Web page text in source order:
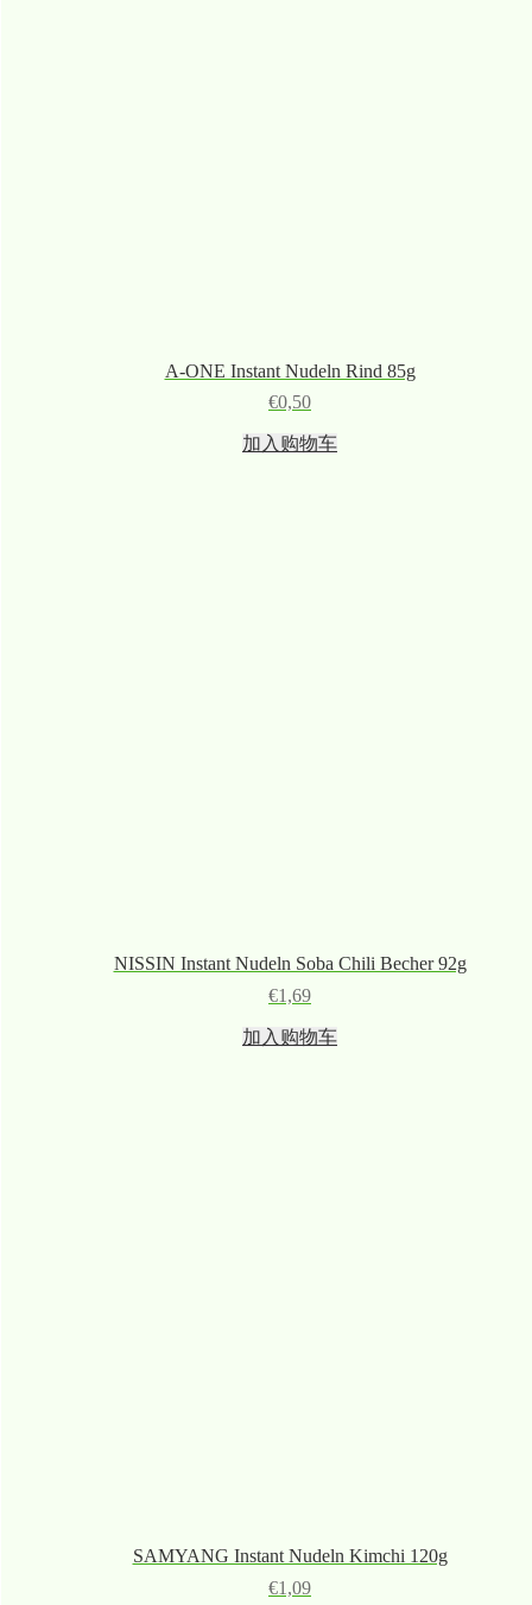
A-ONE Instant Nudeln Rind 85g
€0,50
加入购物车
NISSIN Instant Nudeln Soba Chili Becher 92g
€1,69
加入购物车
SAMYANG Instant Nudeln Kimchi 120g
€1,09